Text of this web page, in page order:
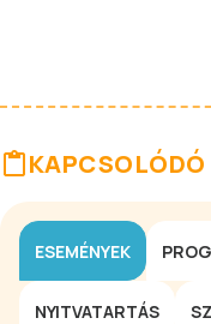
ESEMÉNYEK
NYITVATARTÁS